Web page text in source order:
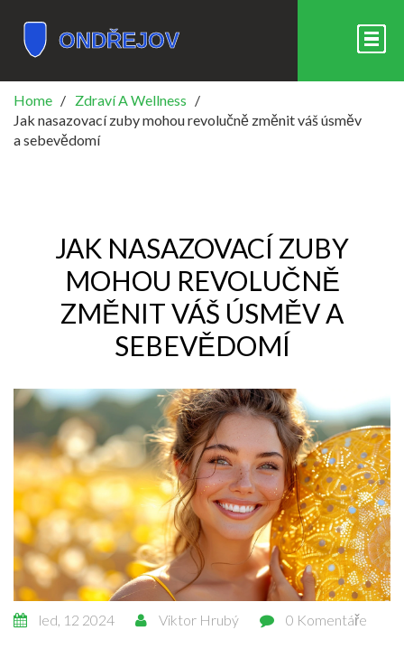
Home
Zdraví A Wellness
Jak nasazovací zuby mohou revolučně změnit váš úsměv
a sebevědomí
JAK NASAZOVACÍ ZUBY
MOHOU REVOLUČNĚ
ZMĚNIT VÁŠ ÚSMĚV A
SEBEVĚDOMÍ
led, 12 2024 Viktor Hrubý 0 Komentáře